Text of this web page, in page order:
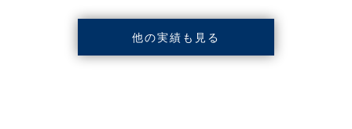
他の実績も見る